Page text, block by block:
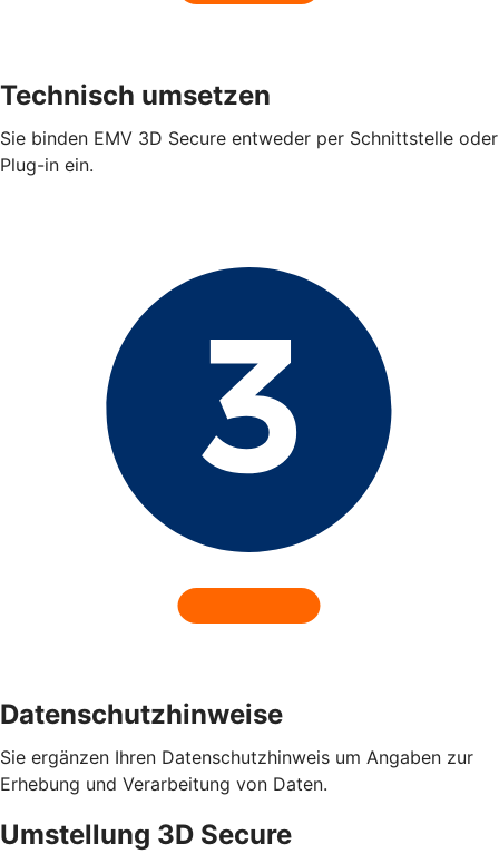
Technisch umsetzen
Sie binden EMV 3D Secure entweder per Schnittstelle oder
Plug-in ein.
Datenschutzhinweise
Sie ergänzen Ihren Datenschutzhinweis um Angaben zur
Erhebung und Verarbeitung von Daten.
Umstellung 3D Secure